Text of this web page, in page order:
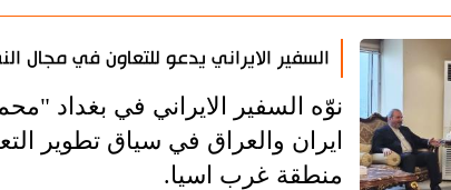
السفير الايراني يدعو للتعاون في مجال
نوّه السفير الايراني في بغداد
ايران والعراق في سياق تطوير
منطقة غرب اسيا.